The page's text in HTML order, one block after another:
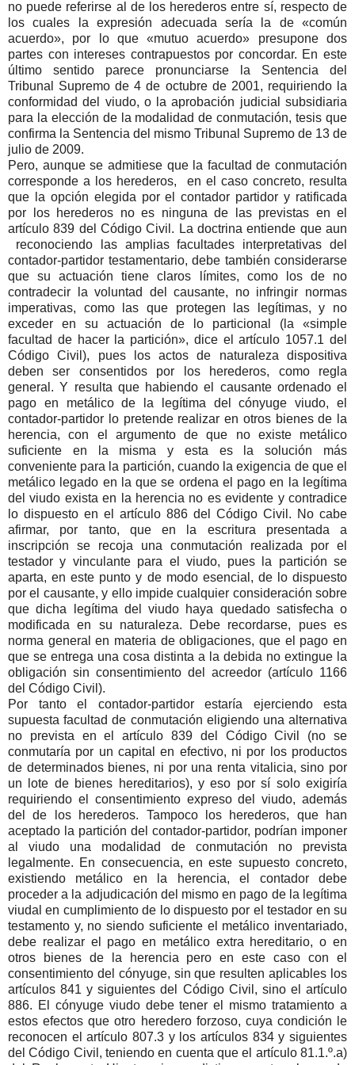
no puede referirse al de los herederos entre sí, respecto de
los cuales la expresión adecuada sería la de «común
acuerdo», por lo que «mutuo acuerdo» presupone dos
partes con intereses contrapuestos por concordar. En este
último sentido parece pronunciarse la Sentencia del
Tribunal Supremo de 4 de octubre de 2001, requiriendo la
conformidad del viudo, o la aprobación judicial subsidiaria
para la elección de la modalidad de conmutación, tesis que
confirma la Sentencia del mismo Tribunal Supremo de 13 de
julio de 2009.
Pero, aunque se admitiese que la facultad de conmutación
corresponde a los herederos,
en el caso concreto, resulta
que la opción elegida por el contador partidor y ratificada
por los herederos no es ninguna de las previstas en el
artículo 839 del Código Civil. La doctrina entiende que aun
reconociendo las amplias facultades interpretativas del
contador-partidor testamentario, debe también considerarse
que su actuación tiene claros límites, como los de no
contradecir la voluntad del causante, no infringir normas
imperativas, como las que protegen las legítimas, y no
exceder en su actuación de lo particional (la «simple
facultad de hacer la partición», dice el artículo 1057.1 del
Código Civil), pues los actos de naturaleza dispositiva
deben ser consentidos por los herederos, como regla
general. Y resulta que habiendo el causante ordenado el
pago en metálico de la legítima del cónyuge viudo, el
contador-partidor lo pretende realizar en otros bienes de la
herencia, con el argumento de que no existe metálico
suficiente en la misma y esta es la solución más
conveniente para la partición, cuando la exigencia de que el
metálico legado en la que se ordena el pago en la legítima
del viudo exista en la herencia no es evidente y contradice
lo dispuesto en el artículo 886 del Código Civil. No cabe
afirmar, por tanto, que en la escritura presentada a
inscripción se recoja una conmutación realizada por el
testador y vinculante para el viudo, pues la partición se
aparta, en este punto y de modo esencial, de lo dispuesto
por el causante, y ello impide cualquier consideración sobre
que dicha legítima del viudo haya quedado satisfecha o
modificada en su naturaleza. Debe recordarse, pues es
norma general en materia de obligaciones, que el pago en
que se entrega una cosa distinta a la debida no extingue la
obligación sin consentimiento del acreedor (artículo 1166
del Código Civil).
Por tanto el contador-partidor estaría ejerciendo esta
supuesta facultad de conmutación eligiendo una alternativa
no prevista en el artículo 839 del Código Civil (no se
conmutaría por un capital en efectivo, ni por los productos
de determinados bienes, ni por una renta vitalicia, sino por
un lote de bienes hereditarios), y eso por sí solo exigiría
requiriendo el consentimiento expreso del viudo, además
del de los herederos. Tampoco los herederos, que han
aceptado la partición del contador-partidor, podrían imponer
al viudo una modalidad de conmutación no prevista
legalmente. En consecuencia, en este supuesto concreto,
existiendo metálico en la herencia, el contador debe
proceder a la adjudicación del mismo en pago de la legítima
viudal en cumplimiento de lo dispuesto por el testador en su
testamento y, no siendo suficiente el metálico inventariado,
debe realizar el pago en metálico extra hereditario, o en
otros bienes de la herencia pero en este caso con el
consentimiento del cónyuge, sin que resulten aplicables los
artículos 841 y siguientes del Código Civil, sino el artículo
886. El cónyuge viudo debe tener el mismo tratamiento a
estos efectos que otro heredero forzoso, cuya condición le
reconocen el artículo 807.3 y los artículos 834 y siguientes
del Código Civil, teniendo en cuenta que el artículo 81.1.º.a)